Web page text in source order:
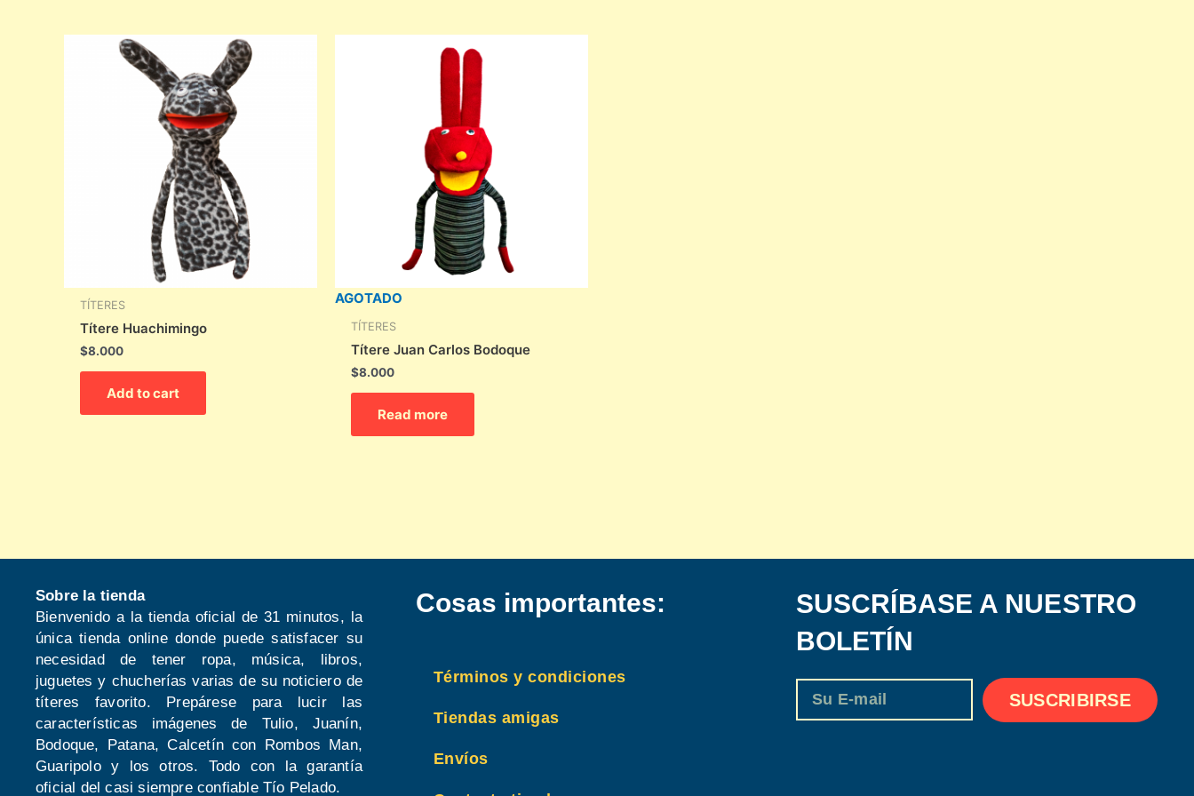
TÍTERES
Títere Huachimingo
$8.000
Add to cart
AGOTADO
TÍTERES
Títere Juan Carlos Bodoque
$8.000
Read more
Sobre la tienda
Bienvenido a la tienda oficial de 31 minutos, la
única tienda online donde puede satisfacer su
necesidad de tener ropa, música, libros,
juguetes y chucherías varias de su noticiero de
títeres favorito. Prepárese para lucir las
características imágenes de Tulio, Juanín,
Bodoque, Patana, Calcetín con Rombos Man,
Guaripolo y los otros. Todo con la garantía
oficial del casi siempre confiable Tío Pelado.
Cosas importantes:
Términos y condiciones
Tiendas amigas
Envíos
SUSCRÍBASE A NUESTRO
BOLETÍN
SUSCRIBIRSE